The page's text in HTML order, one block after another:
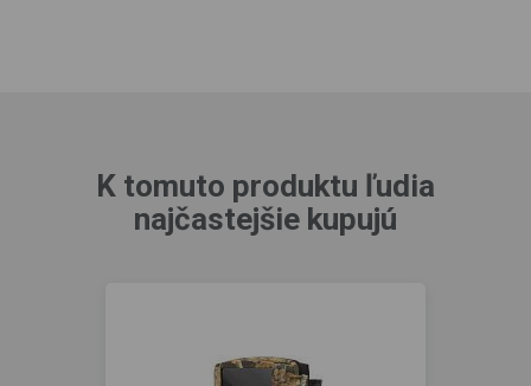
K tomuto produktu ľudia
najčastejšie kupujú